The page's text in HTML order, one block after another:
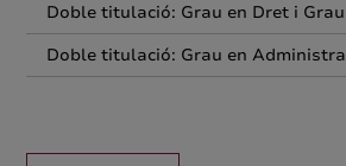
Doble titulació: Grau en Dret i
Doble titulació: Grau en